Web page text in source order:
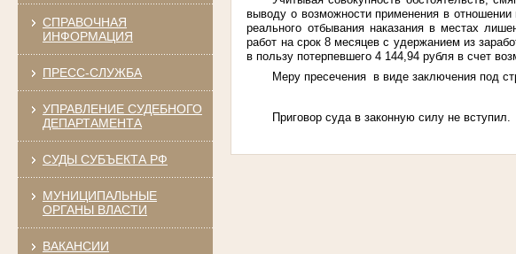
СПРАВОЧНАЯ
ИНФОРМАЦИЯ
ПРЕСС-СЛУЖБА
УПРАВЛЕНИЕ СУДЕБНОГО
ДЕПАРТАМЕНТА
СУДЫ СУБЪЕКТА РФ
МУНИЦИПАЛЬНЫЕ
ОРГАНЫ ВЛАСТИ
ВАКАНСИИ
выводу о возможности применения в
реального отбывания наказания в местах
работ на срок 8 месяцев с удержанием из
в пользу потерпевшего 4 144,94 рубля в счет
Меру пресечения в виде заключения под
Приговор суда в законную силу не вступил.